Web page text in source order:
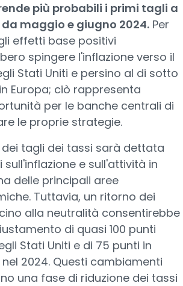
più probabili i primi tagli a
maggio e giugno 2024. Per
effetti base positivi
spingere l'inflazione verso il
Stati Uniti e persino al di sotto
Europa; ciò rappresenta
per le banche centrali di
le proprie strategie.
dei tagli dei tassi sarà dettata
sull'inflazione e sull'attività in
delle principali aree
Tuttavia, un ritorno dei
alla neutralità consentirebbe
di quasi 100 punti
Stati Uniti e di 75 punti in
nel 2024. Questi cambiamenti
una fase di riduzione dei tassi